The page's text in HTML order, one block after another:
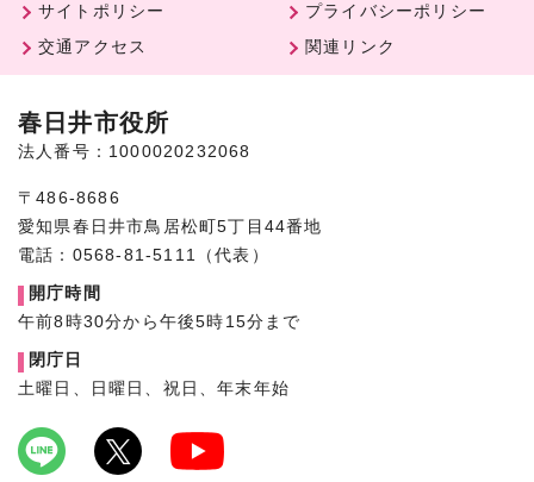
サイトポリシー
プライバシーポリシー
交通アクセス
関連リンク
春日井市役所
法人番号：1000020232068
〒486-8686
愛知県春日井市鳥居松町5丁目44番地
電話：0568-81-5111（代表）
開庁時間
午前8時30分から午後5時15分まで
閉庁日
土曜日、日曜日、祝日、年末年始